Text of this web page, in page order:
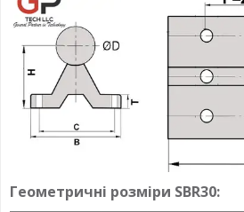
Геометричні розміри SBR30: